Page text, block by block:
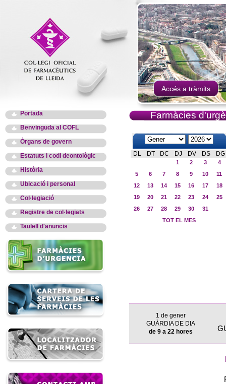
Accés a tràmits
Portada
Benvinguda al COFL
Òrgans de govern
Estatuts i codi deontològic
Història
Ubicació i personal
Col·legiació
Registre de col·legiats
Taulell d'anuncis
Farmàcies
DL DT DC DJ DV DS DG
1 2 3
4
5
6 7 8 9 10
11
12
13 14 15 16 17
18
19
20 21 22 23 24
25
26
27 28 29 30
31
TOT EL MES
1 de gener
GUÀRDIA DE DIA
de 9 a 22 hores